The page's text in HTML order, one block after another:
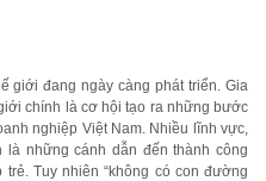
giới đang ngày càng phát triển. Gia
chính là cơ hội tạo ra những bước
nghiệp Việt Nam. Nhiều lĩnh vực,
những cánh dẫn đến thành công
Tuy nhiên “không có con đường